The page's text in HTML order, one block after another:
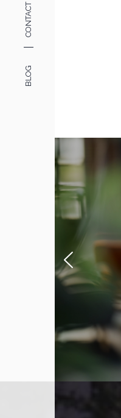
CONTACT
BLOG